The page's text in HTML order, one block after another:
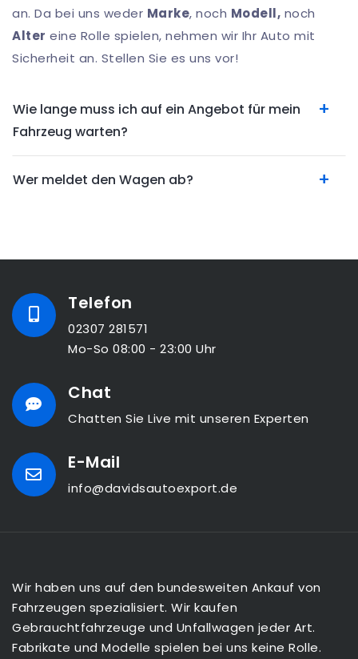
an. Da bei uns weder Marke, noch Modell, noch
Alter eine Rolle spielen, nehmen wir Ihr Auto mit
Sicherheit an. Stellen Sie es uns vor!
Wie lange muss ich auf ein Angebot für mein
Fahrzeug warten?
Wer meldet den Wagen ab?
Telefon
02307 281571
Mo-So 08:00 - 23:00 Uhr
Chat
Chatten Sie Live mit unseren Experten
E-Mail
info@davidsautoexport.de
Wir haben uns auf den bundesweiten Ankauf von
Fahrzeugen spezialisiert. Wir kaufen
Gebrauchtfahrzeuge und Unfallwagen jeder Art.
Fabrikate und Modelle spielen bei uns keine Rolle.